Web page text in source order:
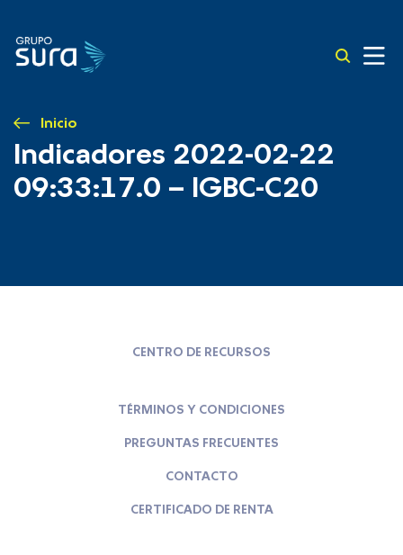
Inicio
Indicadores 2022-02-22
09:33:17.0 – IGBC-C20
CENTRO DE RECURSOS
TÉRMINOS Y CONDICIONES
PREGUNTAS FRECUENTES
CONTACTO
CERTIFICADO DE RENTA